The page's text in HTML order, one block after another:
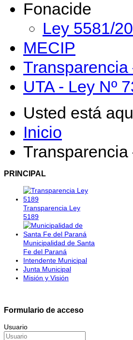
Fonacide
Ley 5581/
MECIP
Transparencia
UTA - Ley Nº
Usted está
Inicio
Transparencia
PRINCIPAL
Transparencia Ley
5189
Municipalidad de Santa
Fe del Paraná
Intendente Municipal
Junta Municipal
Misión y Visión
Formulario de acceso
Usuario